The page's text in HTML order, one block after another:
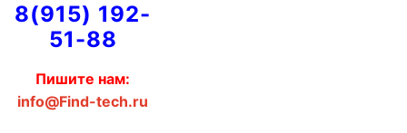
8(915) 192-
51-88
Пишите нам:
info@Find-tech.ru